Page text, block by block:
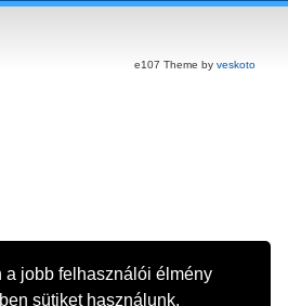
a jobb felhasználói élmény
sütiket használunk.
e107 Theme by veskoto